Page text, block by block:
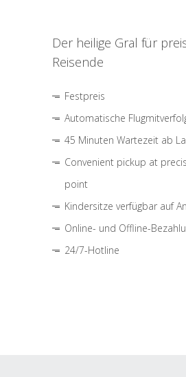
Der heilige Gral für
Reisende
Festpreis
Automatische
45 Minuten Wartezeit ab
Convenient pickup at
point
Kindersitze verfügbar auf
Online- und Offline-
24/7-Hotline